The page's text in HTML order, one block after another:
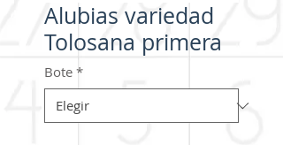
Alubias variedad
Tolosana primera
Bote *